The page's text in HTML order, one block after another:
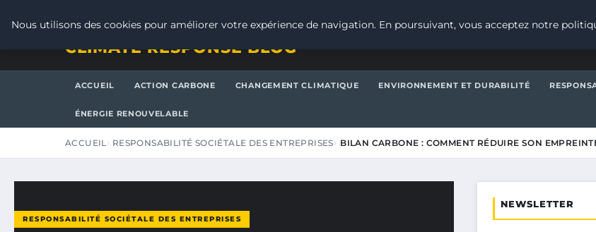
CLIMATE RESPONSE BLOG
ACCUEIL ACTION CARBONE CHANGEMENT CLIMATIQUE ENVIRONNEMENT ET DURABILITÉ
ÉNERGIE RENOUVELABLE
ACCUEIL RESPONSABILITÉ SOCIÉTALE DES ENTREPRISES BILAN CARBONE : COMMENT RÉDUIRE SON
RESPONSABILITÉ SOCIÉTALE DES ENTREPRISES
NEWSLETTER
Nous utilisons des cookies pour améliorer votre expérience de navigation. En poursuivant, vous acceptez notre